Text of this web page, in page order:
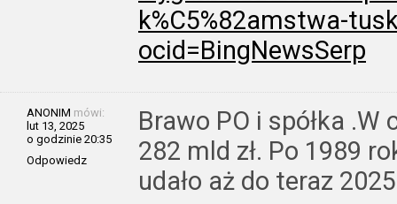
k%C5%82amstwa-
ocid=BingNewsSerp
ANONIM mówi:
lut 13, 2025
o godzinie 20:35
Odpowiedz
Brawo PO i spółka .W
282 mld zł. Po 1989
udało aż do teraz